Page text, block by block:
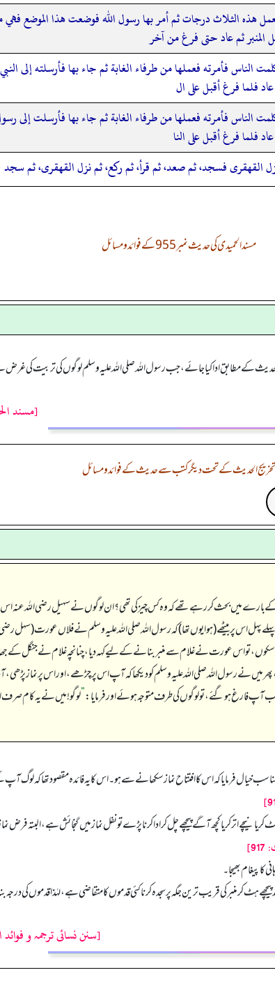
هذه الثلاث درجات ثم أمر بها رسول الله فوضعت هذا الموضع فهي
المنبر ثم عاد حتى فرغ من آخر
فأمرته فعملها من طرفاء الغابة ثم جاء بها فأرسلته إلى
فلما فرغ أقبل على ال
فأمرته فعملها من طرفاء الغابة ثم جاء بها فأرسلت إلى
فلما فرغ أقبل على النا
القهقرى فسجد، ثم صعد، ثم قرأ، ثم ركع، ثم نزل القهقرى، ثم سجد
مسند الحمیدی کی حدیث نمبر 955 کے فوائد و مسائل
کے مطابق ادا کیا جائے، جب رسول اللہ صلی اللہ علیہ وسلم لوگوں کی تربیت کی غرض
[مسند
تخریج الحدیث کے تحت دیگر کتب سے حدیث کے فوائد و مسائل
میں بحث کر رہے تھے کہ وہ کس چیز کی تھی؟ ان لوگوں نے سہیل رضی اللہ عنہ اس
اس پر بیٹھے (ہوا یوں تھا) کہ رسول اللہ صلی اللہ علیہ وسلم نے فلاں عورت (سہل رضی
تو اس عورت نے غلام سے منبر بنانے کے لیے کہہ دیا، چنانچہ غلام نے جنگل
پھر میں نے رسول اللہ صلی اللہ علیہ وسلم کو دیکھا کہ آپ اس پر چڑھے، اور اس پر نماز
آپ فارغ ہو گئے، تو لوگوں کی طرف متوجہ ہوئے اور فرمایا:”لوگو! میں نے یہ کام صرف
خیال فرمایا کہ اس کا افتتاح نماز سکھانے سے ہو۔ اس کا یہ فائدہ مقصود تھا کہ
یا نیچے اتر کر یا کچھ آگے پیچھے چل کر ادا کرنا پڑے تو نفل نماز میں گنجائش ہے، البتہ
پیغام بھیجا۔
کر منبر کی قریب ترین جگہ پر سجدہ کرنا کئی قدموں کا متقاضی ہے، لہٰذا قدموں کی
[سنن نسائی ترجمہ و